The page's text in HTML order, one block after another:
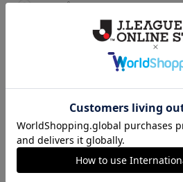
ヘルプページ
仙台
チームマスコットグッズ
見！今すぐチェックして